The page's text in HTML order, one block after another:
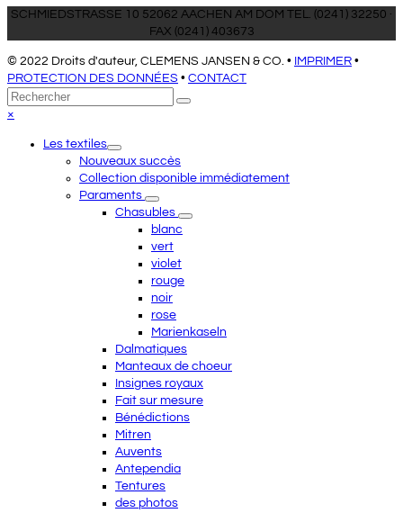
SCHMIEDSTRASSE 10 52062 AACHEN AM DOM TEL. (0241) 32250 ·
FAX (0241) 403673
© 2022 Droits d'auteur, CLEMENS JANSEN & CO. • IMPRIMER •
PROTECTION DES DONNÉES • CONTACT
Retour
au
Rechercher
Envoyer
×
menuLes textiles
Nouveaux succès
Collection disponible immédiatement
Paraments
Chasubles
blanc
vert
violet
rouge
noir
rose
Marienkaseln
Dalmatiques
Manteaux de choeur
Insignes royaux
Fait sur mesure
Bénédictions
Mitren
Auvents
Antependia
Tentures
des photos